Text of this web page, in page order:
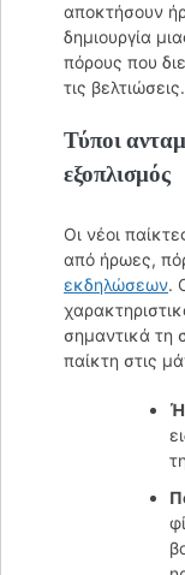
αποκτήσουν
δημιουργία
πόρους που
τις βελτιώσεις.
Τύποι
εξοπλισμός
Οι νέοι
από ήρωες,
εκδηλώσεων.
σημαντικά τη
παίκτη στις